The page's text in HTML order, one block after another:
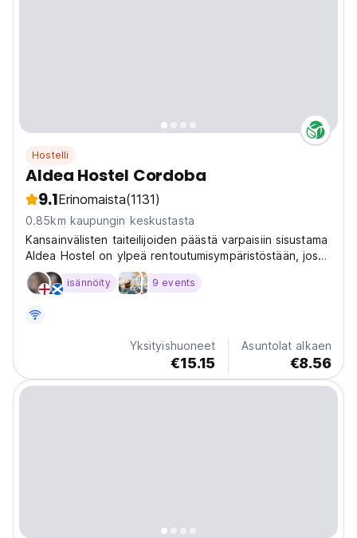
Hostelli
Aldea Hostel Cordoba
9.1Erinomaista(1131)
0.85km kaupungin keskustasta
Kansainvälisten taiteilijoiden päästä varpaisiin sisustama
Aldea Hostel on ylpeä rentoutumisympäristöstään, jossa
on aina hyvä tunnelma.
isännöity 9 events
Yksityishuoneet
€15.15
Asuntolat alkaen
€8.56